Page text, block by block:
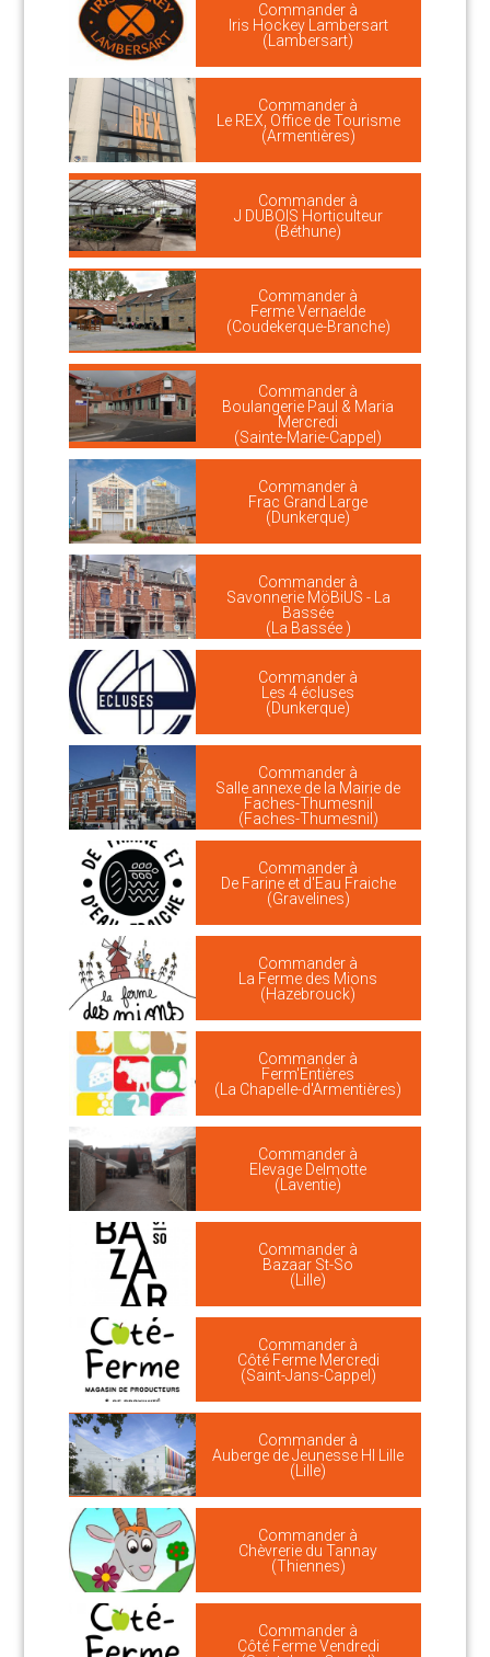
Commander à
Iris Hockey Lambersart
(Lambersart)
Commander à
Le REX, Office de Tourisme
(Armentières)
Commander à
J DUBOIS Horticulteur
(Béthune)
Commander à
Ferme Vernaelde
(Coudekerque-Branche)
Commander à
Boulangerie Paul & Maria
Mercredi
(Sainte-Marie-Cappel)
Commander à
Frac Grand Large
(Dunkerque)
Commander à
Savonnerie MöBiUS - La
Bassée
(La Bassée )
Commander à
Les 4 écluses
(Dunkerque)
Commander à
Salle annexe de la Mairie de
Faches-Thumesnil
(Faches-Thumesnil)
Commander à
De Farine et d'Eau Fraiche
(Gravelines)
Commander à
La Ferme des Mions
(Hazebrouck)
Commander à
Ferm'Entières
(La Chapelle-d'Armentières)
Commander à
Elevage Delmotte
(Laventie)
Commander à
Bazaar St-So
(Lille)
Commander à
Côté Ferme Mercredi
(Saint-Jans-Cappel)
Commander à
Auberge de Jeunesse HI Lille
(Lille)
Commander à
Chèvrerie du Tannay
(Thiennes)
Commander à
Côté Ferme Vendredi